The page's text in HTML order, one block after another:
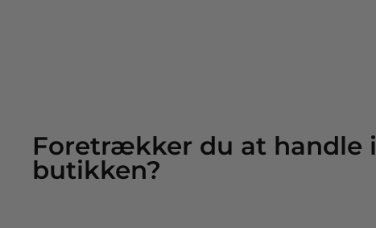
Foretrækker du at handle i
butikken?